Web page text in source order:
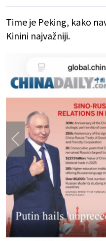
Time je Peking, kako
Kinini najvažniji.